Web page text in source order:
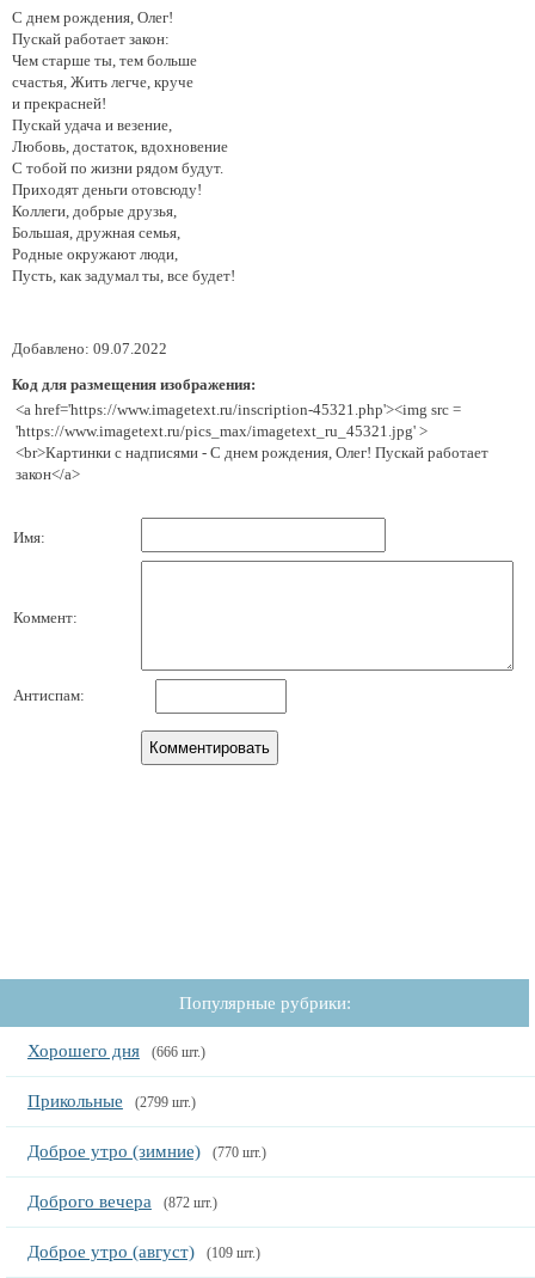
С днем рождения, Олег!
Пускай работает закон:
Чем старше ты, тем больше
счастья, Жить легче, круче
и прекрасней!
Пускай удача и везение,
Любовь, достаток, вдохновение
С тобой по жизни рядом будут.
Приходят деньги отовсюду!
Коллеги, добрые друзья,
Большая, дружная семья,
Родные окружают люди,
Пусть, как задумал ты, все будет!
Добавлено: 09.07.2022
Код для размещения изображения:
<a href='https://www.imagetext.ru/inscription-45321.php'><img src =
'https://www.imagetext.ru/pics_max/imagetext_ru_45321.jpg' >
<br>Картинки с надписями - С днем рождения, Олег! Пускай работает
закон</a>
Имя:
Коммент:
Антиспам:
Популярные рубрики:
Хорошего дня (666 шт.)
Прикольные (2799 шт.)
Доброе утро (зимние) (770 шт.)
Доброго вечера (872 шт.)
Доброе утро (август) (109 шт.)